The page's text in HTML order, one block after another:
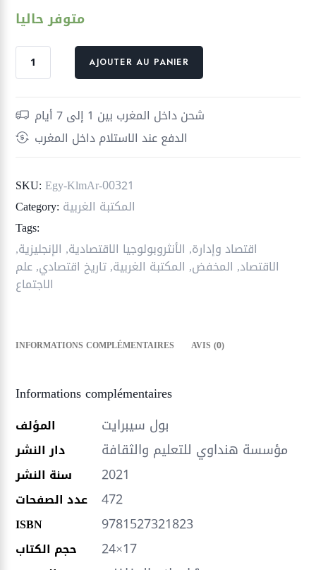
متوفر حاليا
quantité
الغرباء
؛
تاريخ
للحياة
الاقتصادية
AJOUTER AU PANIER
شحن داخل المغرب بين 1 إلى 7 أيام
الدفع عند الاستلام داخل المغرب
SKU: Egy-KlmAr-00321
Category: المكتبة الغربية
Tags:
اقتصاد وإدارة, الأنثروبولوجيا الاقتصادية, الإنجليزية,
الاقتصاد, المخفض, المكتبة الغربية,تاريخ اقتصادي,علم
الاجتماع
INFORMATIONS COMPLÉMENTAIRES AVIS (0)
Informations complémentaires
المؤلف بول سيبرايت
دار النشر مؤسسة هنداوي للتعليم والثقافة
سنة النشر 2021
عدد الصفحات 472
ISBN 9781527321823
حجم الكتاب 24×17